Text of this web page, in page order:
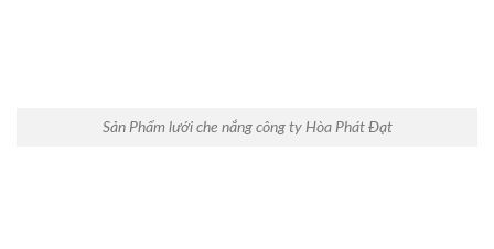
Sản Phẩm lưới che nắng công ty Hòa Phát Đạt